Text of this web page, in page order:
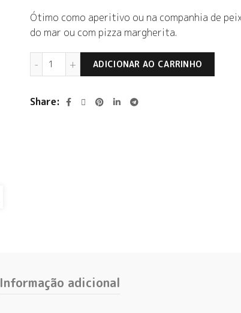
Ótimo como aperitivo ou na companhia de
do mar ou com pizza margherita.
Raposinha Branco 2024 quantidade
ADICIONAR AO CARRINHO
Share
Informação adicional